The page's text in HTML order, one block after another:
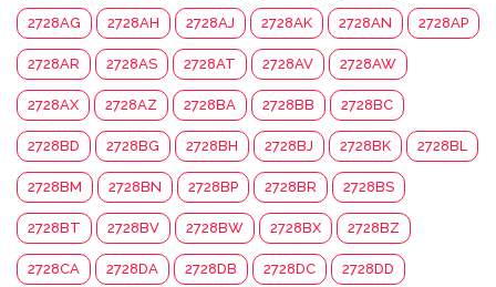
2728AG 2728AH 2728AJ 2728AK 2728AN 2728AP
2728AR 2728AS 2728AT 2728AV 2728AW
2728AX 2728AZ 2728BA 2728BB 2728BC
2728BD 2728BG 2728BH 2728BJ 2728BK 2728BL
2728BM 2728BN 2728BP 2728BR 2728BS
2728BT 2728BV 2728BW 2728BX 2728BZ
2728CA 2728DA 2728DB 2728DC 2728DD